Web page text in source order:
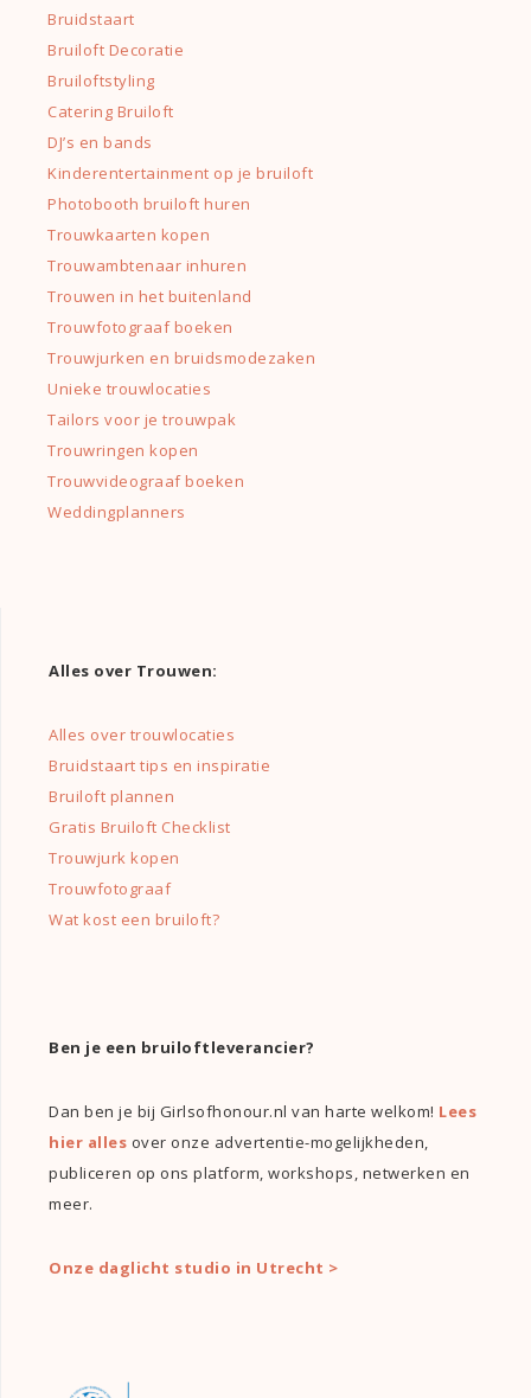
Bruidstaart
Bruiloft Decoratie
Bruiloftstyling
Catering Bruiloft
DJ’s en bands
Kinderentertainment op je bruiloft
Photobooth bruiloft huren
Trouwkaarten kopen
Trouwambtenaar inhuren
Trouwen in het buitenland
Trouwfotograaf boeken
Trouwjurken en bruidsmodezaken
Unieke trouwlocaties
Tailors voor je trouwpak
Trouwringen kopen
Trouwvideograaf boeken
Weddingplanners
Alles over Trouwen:
Alles over trouwlocaties
Bruidstaart tips en inspiratie
Bruiloft plannen
Gratis Bruiloft Checklist
Trouwjurk kopen
Trouwfotograaf
Wat kost een bruiloft?
Ben je een bruiloftleverancier?
Dan ben je bij Girlsofhonour.nl van harte welkom! Lees
hier alles over onze advertentie-mogelijkheden,
publiceren op ons platform, workshops, netwerken en
meer.
Onze daglicht studio in Utrecht >